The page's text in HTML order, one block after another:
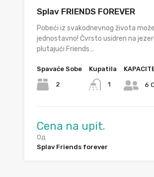
Splav FRIENDS FOREVER
Pobeći iz svakodnevnog života
jednostavno! Čvrsto usidren na
plutajući Friends…
Spavaće Sobe
2
Kupatila
1 6
Cena na upit.
Од
Splav Friends forever